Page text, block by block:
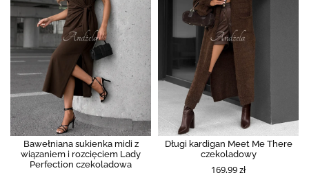
Bawełniana sukienka midi z
wiązaniem i rozcięciem Lady
Perfection czekoladowa
Długi kardigan Meet Me There
czekoladowy
169,99 zł